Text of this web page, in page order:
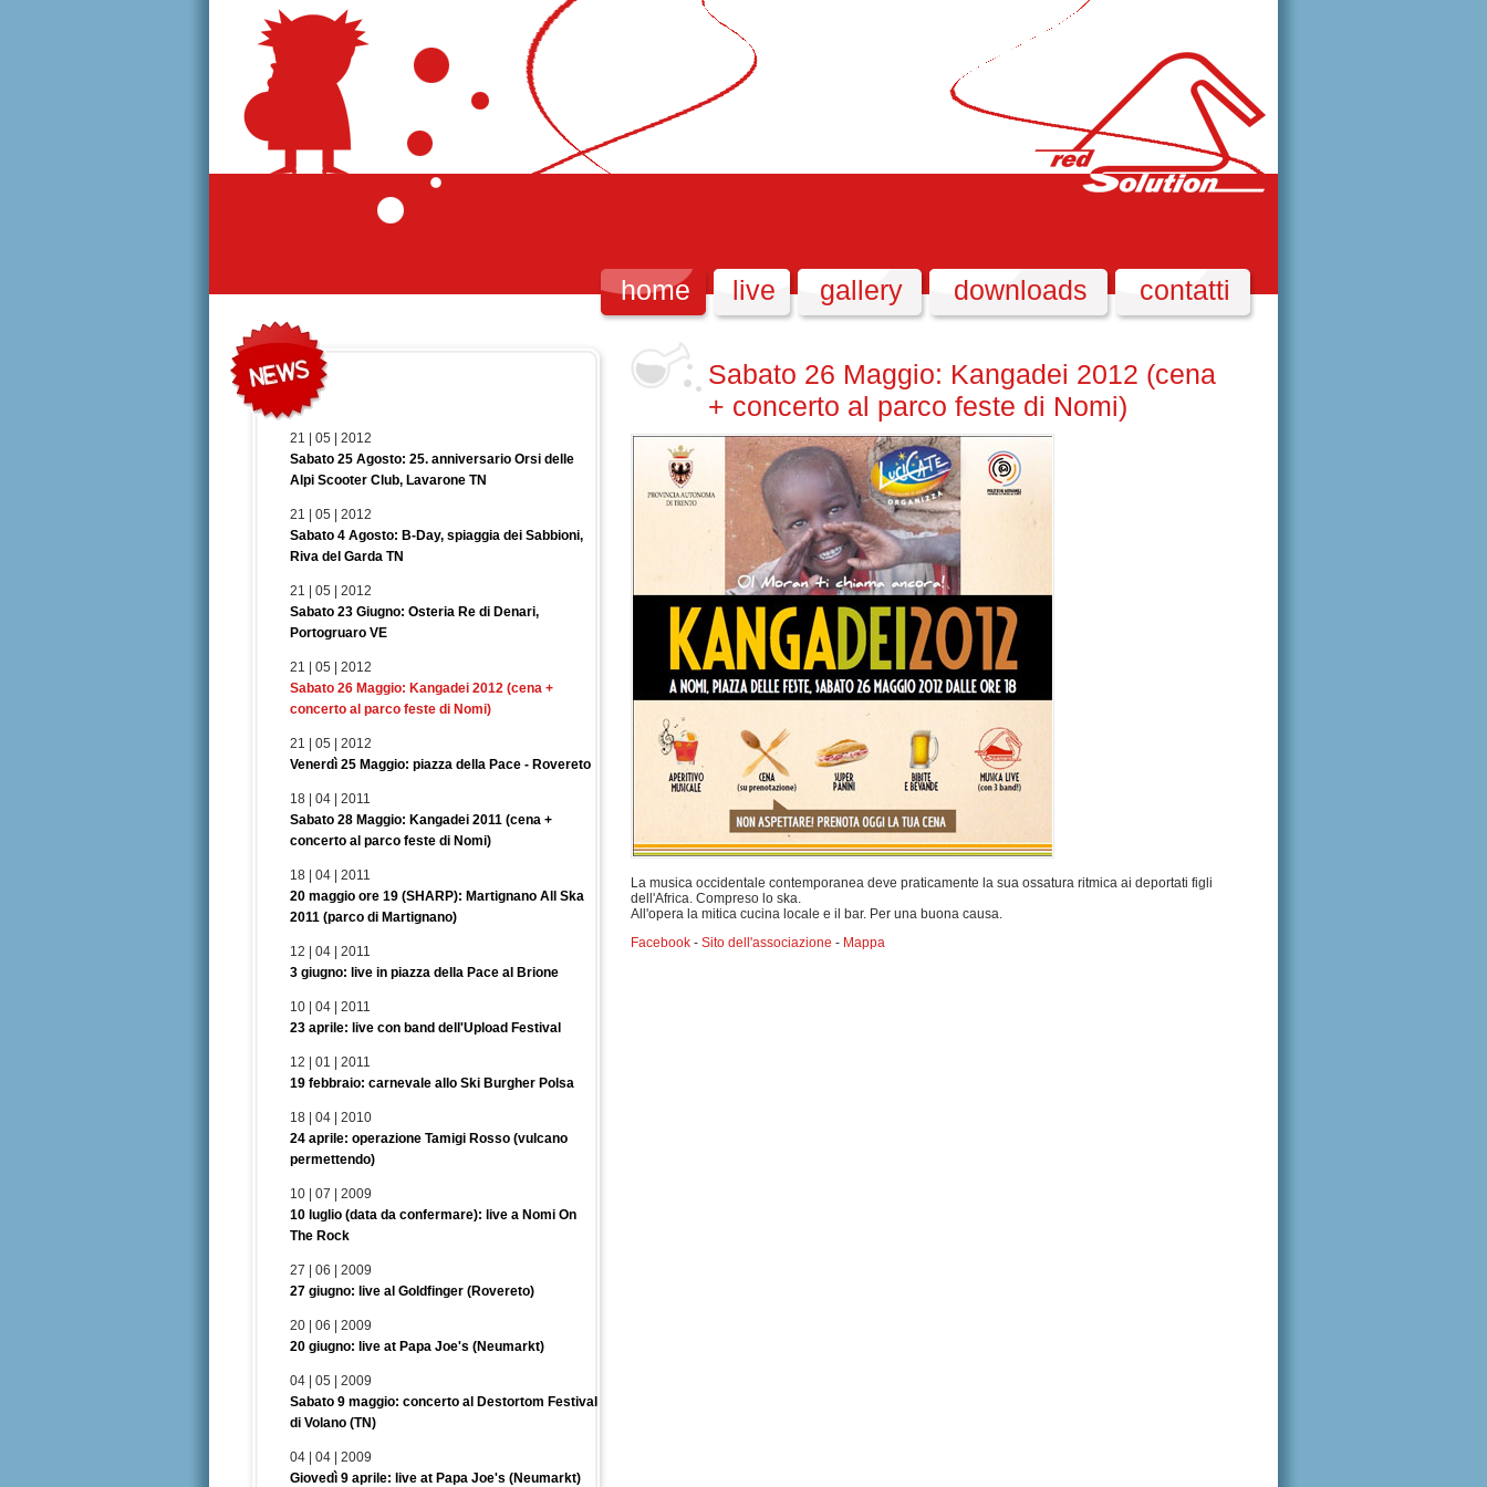
home live gallery downloads contatti
21 | 05 | 2012
Sabato 25 Agosto: 25. anniversario Orsi delle
Alpi Scooter Club, Lavarone TN
21 | 05 | 2012
Sabato 4 Agosto: B-Day, spiaggia dei Sabbioni,
Riva del Garda TN
21 | 05 | 2012
Sabato 23 Giugno: Osteria Re di Denari,
Portogruaro VE
21 | 05 | 2012
Sabato 26 Maggio: Kangadei 2012 (cena +
concerto al parco feste di Nomi)
21 | 05 | 2012
Venerdì 25 Maggio: piazza della Pace - Rovereto
18 | 04 | 2011
Sabato 28 Maggio: Kangadei 2011 (cena +
concerto al parco feste di Nomi)
18 | 04 | 2011
20 maggio ore 19 (SHARP): Martignano All Ska
2011 (parco di Martignano)
12 | 04 | 2011
3 giugno: live in piazza della Pace al Brione
10 | 04 | 2011
23 aprile: live con band dell'Upload Festival
12 | 01 | 2011
19 febbraio: carnevale allo Ski Burgher Polsa
18 | 04 | 2010
24 aprile: operazione Tamigi Rosso (vulcano
permettendo)
10 | 07 | 2009
10 luglio (data da confermare): live a Nomi On
The Rock
27 | 06 | 2009
27 giugno: live al Goldfinger (Rovereto)
20 | 06 | 2009
20 giugno: live at Papa Joe's (Neumarkt)
04 | 05 | 2009
Sabato 9 maggio: concerto al Destortom Festival
di Volano (TN)
04 | 04 | 2009
Giovedì 9 aprile: live at Papa Joe's (Neumarkt)
Sabato 26 Maggio: Kangadei 2012 (cena
+ concerto al parco feste di Nomi)
La musica occidentale contemporanea deve praticamente la sua ossatura ritmica ai deportati figli
dell'Africa. Compreso lo ska.
All'opera la mitica cucina locale e il bar. Per una buona causa.
Facebook - Sito dell'associazione - Mappa